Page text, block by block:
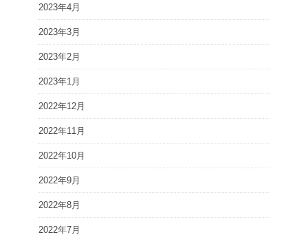
2023年4月
2023年3月
2023年2月
2023年1月
2022年12月
2022年11月
2022年10月
2022年9月
2022年8月
2022年7月